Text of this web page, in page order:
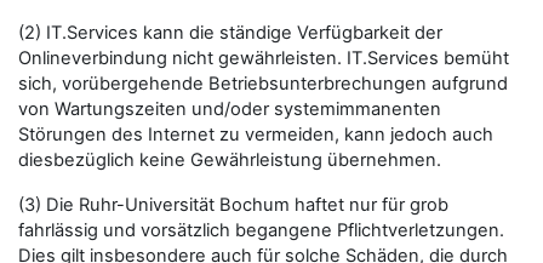
(2) IT.Services kann die ständige Verfügbarkeit der
Onlineverbindung nicht gewährleisten. IT.Services bemüht
sich, vorübergehende Betriebsunterbrechungen aufgrund
von Wartungszeiten und/oder systemimmanenten
Störungen des Internet zu vermeiden, kann jedoch auch
diesbezüglich keine Gewährleistung übernehmen.
(3) Die Ruhr-Universität Bochum haftet nur für grob
fahrlässig und vorsätzlich begangene Pflichtverletzungen.
Dies gilt insbesondere auch für solche Schäden, die durch